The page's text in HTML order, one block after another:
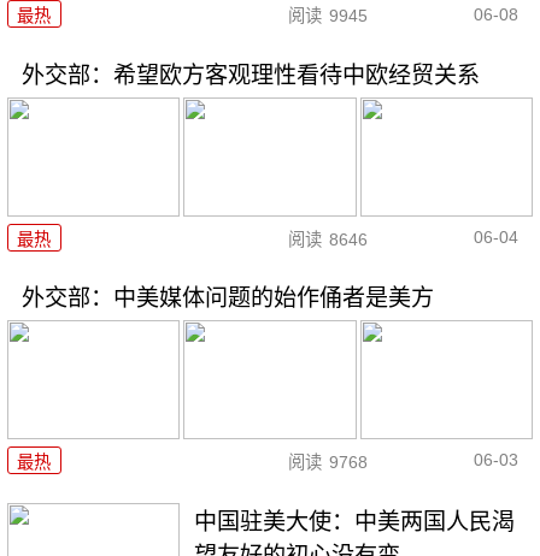
最热 阅读 9945 06-08
外交部：希望欧方客观理性看待中欧经贸关系
最热 阅读 8646 06-04
外交部：中美媒体问题的始作俑者是美方
最热 阅读 9768 06-03
中国驻美大使：中美两国人民渴